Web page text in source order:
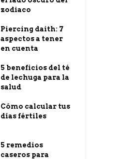
zodiaco
Piercing daith: 7
aspectos a tener
en cuenta
5 beneficios del té
de lechuga para la
salud
Cómo calcular tus
días fértiles
5 remedios
caseros para